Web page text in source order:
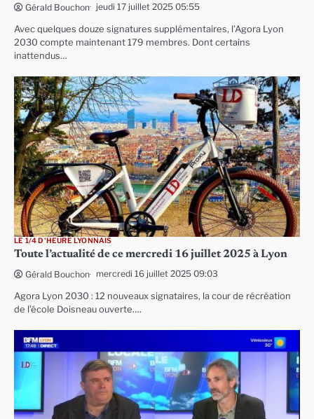
Gérald Bouchon jeudi 17 juillet 2025 05:55
Avec quelques douze signatures supplémentaires, l’Agora Lyon
2030 compte maintenant 179 membres. Dont certains
inattendus…
LE 1/4 D'HEURE LYONNAIS
Toute l’actualité de ce mercredi 16 juillet 2025 à Lyon
Gérald Bouchon mercredi 16 juillet 2025 09:03
Agora Lyon 2030 : 12 nouveaux signataires, la cour de récréation
de l’école Doisneau ouverte….